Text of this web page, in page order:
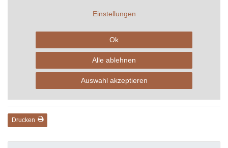
In den Warenkorb
Wunschliste
Drucken
Einstellungen
Ok
Alle ablehnen
Auswahl akzeptieren